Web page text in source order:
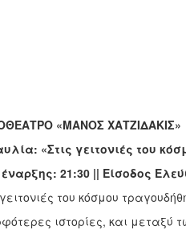
«ΜΑΝΟΣ ΧΑΤΖΙΔΑΚΙΣ»
«Στις γειτονιές του
21:30 || Είσοδος
του κόσμου
ιστορίες, και μεταξύ